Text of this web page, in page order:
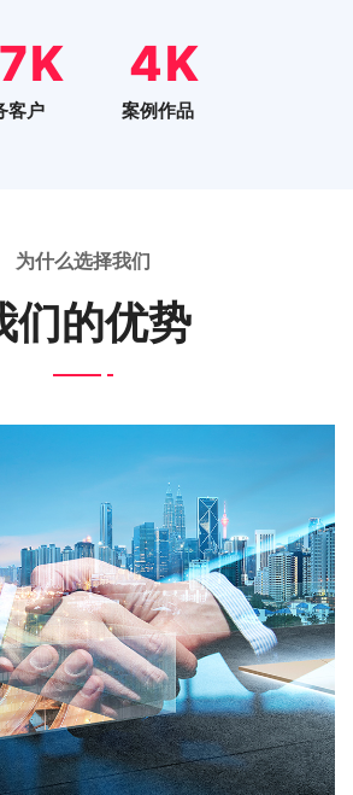
客户
5
案例作品
为什么选择我们
们的优势